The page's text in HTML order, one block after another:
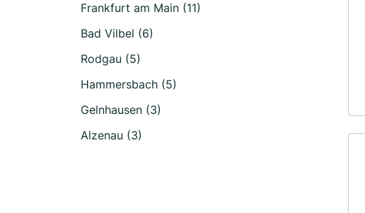
Frankfurt am Main (11)
Bad Vilbel (6)
Rodgau (5)
Hammersbach (5)
Gelnhausen (3)
Alzenau (3)